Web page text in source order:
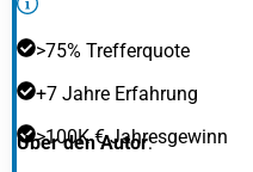
>75% Trefferquote
+7 Jahre Erfahrung
>100K € Jahresgewinn
Über den Autor: